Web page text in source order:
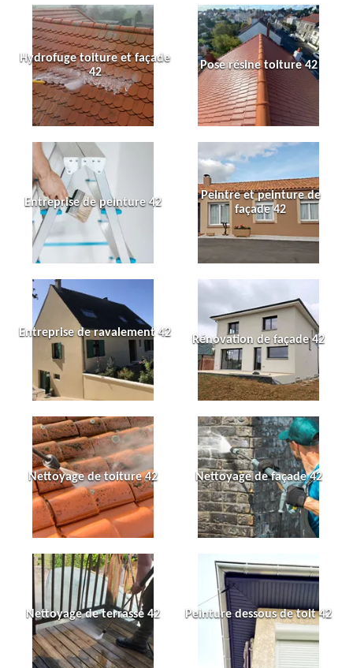
Hydrofuge toiture et façade
42
Pose résine toiture 42
Entreprise de peinture 42
Peintre et peinture de
façade 42
Entreprise de ravalement 42
Rénovation de façade 42
Nettoyage de toiture 42 Nettoyage de façade 42
Nettoyage de terrasse 42 Peinture dessous de toit 42